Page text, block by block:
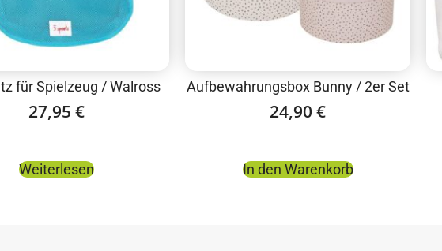
für Spielzeug / Walross
27,95 €
Weiterlesen
Aufbewahrungsbox Bunny / 2er Set
24,90 €
In den Warenkorb